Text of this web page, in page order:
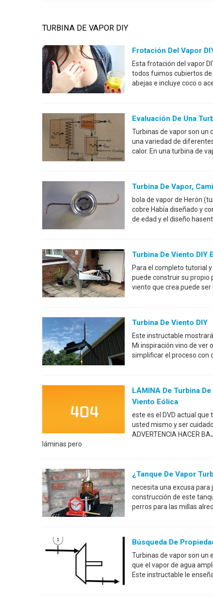
TURBINA DE VAPOR DIY
Frotación Del Vapor
Esta frotación del vapor
todos fuimos cubiertos
abejas e incluye coco o
Evaluación De Una
Turbinas de vapor son
una variedad de
calor. En una turbina de
Turbina De Vapor,
bola de vapor de Herón
cobre.Había diseñado y
de edad y el diseño
Turbina De Viento DIY
Para el completo tutorial
puede construir su propio
viento que crea puede
Turbina De Viento DIY
Este instructable
Mi inspiración vino de ver
simplificar el proceso con
LÁMINA De Turbina
Viento Eólica
este es el DVD actual
usted mismo y ser
ADVERTENCIA HACER
láminas pero
¿Tanque De Vapor
necesita una excusa para
construcción de este
perros para las millas
Búsqueda De
Turbinas de vapor son
que el vapor de agua
Este instructable le